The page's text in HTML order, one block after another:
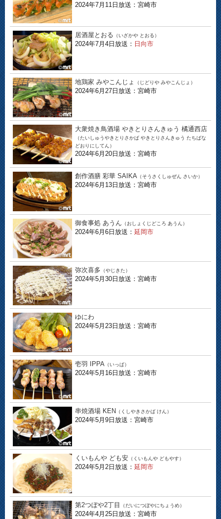
2024年7月11日放送：宮崎市
居酒屋とおる （いざかや とおる）
2024年7月4日放送： 日向市
地鶏家 みやこんじょ （じどりや みやこんじょ）
2024年6月27日放送：宮崎市
大衆焼き鳥酒場 やきとりさんきゅう 橘通西店
（たいしゅうやきとりさかば やきとりさんきゅう たちばな
どおりにしてん）
2024年6月20日放送：宮崎市
創作酒膳 彩華 SAIKA （そうさくしゅぜん さいか）
2024年6月13日放送：宮崎市
御食事処 あうん （おしょくじどころ あうん）
2024年6月6日放送： 延岡市
弥次喜多 （やじきた）
2024年5月30日放送：宮崎市
ゆにわ
2024年5月23日放送：宮崎市
壱羽 IPPA （いっぱ）
2024年5月16日放送：宮崎市
串焼酒場 KEN （くしやきさかば けん）
2024年5月9日放送：宮崎市
くいもんや ども安 （くいもんや どもやす）
2024年5月2日放送： 延岡市
第2つぼや2丁目 （だいにつぼやにちょうめ）
2024年4月25日放送：宮崎市